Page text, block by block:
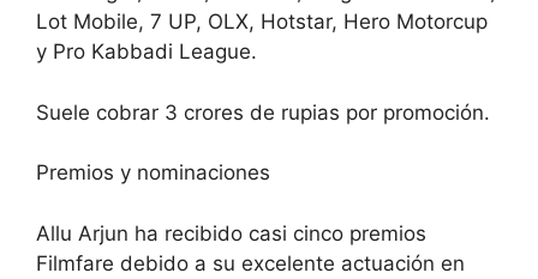
Lot Mobile, 7 UP, OLX, Hotstar, Hero Motorcup
y Pro Kabbadi League.
Suele cobrar 3 crores de rupias por promoción.
Premios y nominaciones
Allu Arjun ha recibido casi cinco premios
Filmfare debido a su excelente actuación en